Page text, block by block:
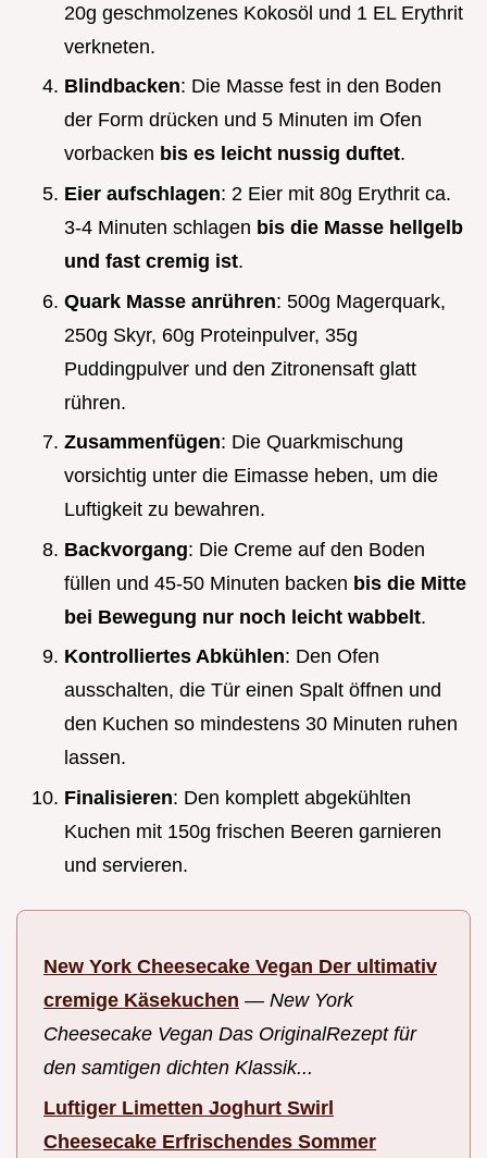
20g geschmolzenes Kokosöl und 1 EL Erythrit
verkneten.
Blindbacken: Die Masse fest in den Boden
der Form drücken und 5 Minuten im Ofen
vorbacken bis es leicht nussig duftet.
Eier aufschlagen: 2 Eier mit 80g Erythrit ca.
3-4 Minuten schlagen bis die Masse hellgelb
und fast cremig ist.
Quark Masse anrühren: 500g Magerquark,
250g Skyr, 60g Proteinpulver, 35g
Puddingpulver und den Zitronensaft glatt
rühren.
Zusammenfügen: Die Quarkmischung
vorsichtig unter die Eimasse heben, um die
Luftigkeit zu bewahren.
Backvorgang: Die Creme auf den Boden
füllen und 45-50 Minuten backen bis die Mitte
bei Bewegung nur noch leicht wabbelt.
Kontrolliertes Abkühlen: Den Ofen
ausschalten, die Tür einen Spalt öffnen und
den Kuchen so mindestens 30 Minuten ruhen
lassen.
Finalisieren: Den komplett abgekühlten
Kuchen mit 150g frischen Beeren garnieren
und servieren.
New York Cheesecake Vegan Der ultimativ
cremige Käsekuchen — New York
Cheesecake Vegan Das OriginalRezept für
den samtigen dichten Klassik...
Luftiger Limetten Joghurt Swirl
Cheesecake Erfrischendes Sommer